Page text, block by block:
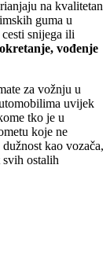
na kvalitetan
guma u
snijega ili
vođenje
za vožnju u
uvijek
tko je u
koje ne
kao vozača,
svih ostalih